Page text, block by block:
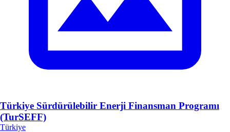
Türkiye Sürdürülebilir Enerji Finansman Programı
(TurSEFF)
Türkiye